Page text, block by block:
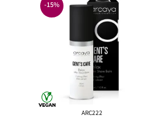
ARC222
-15%